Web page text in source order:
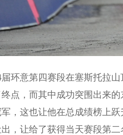
届环意第四赛段在塞斯托拉
点，而其中成功突围出来
，这也让他在总成绩榜上
，让给了获得当天赛段第